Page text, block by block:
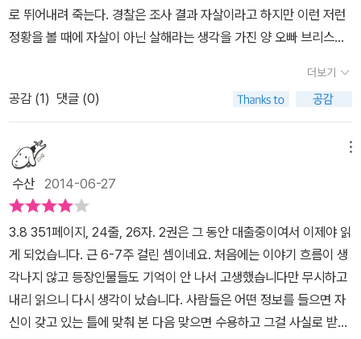
죄행각을 스트라이크가 목숨을 건 승부수를 던져 그를 제압하기에 이
르니 전형적인 하드보일드식 결말을 선보였다. 너무나 다른 스트라이
크와 로빈은 예상 외로 찰떡궁합을 선보이며 사건을 해결하는데, 왠
지 어울리지 않을 것 같은 이들의 멋진 협력관계는 후속 작품이 나와
스릴러로서의 재미를 선보였다. 사실 '해리포터' 시리즈가 너무 큰 성
공을 거둔 관계로 그녀에겐 판타지 작가라는 너무 강렬한 수식어가
따라붙어 과연 다른 장르에서도 성공을 거둘 수 있을까 하는 물음표
가 따라다니곤 했다.그래서 그녀 스스로도 자신의 계급장을 떼고 신
인작가의 심정으로 새로운 장르에 도전한 것 같은데 이 정도면 충분
한 가능성을 확인한 것 같다. 물론 '해리 포터' 시리즈 같은 센세이션
을 일으키기엔 아직 부족한 점이 없진 않지만 미스터리 작가로서도
충분히 어필할 수 있는 작품을 쓸 수 있음을 보여준 것 같다. 이 작품
로 뛰어내려 죽는다. 경찰은 조사 결과 자살이라고 하지만 이런 저런
정황을 볼 때에 자살이 아닌 살해라는 생각을 가진 양 오빠 브리스토
과정이 그려진다.탐정소설하면 떠오르는 이야기는 셜록 홈즈와 루팡
의 이야기일 것이다. 성장기에 너무도 재미있게 읽었던 책들이다. 그
런데 이런 정통 탐정소설은 독자들에게서 멀어지면서 새로운 기법의
추리소설들이 많이 읽히고 있다. 이 책은 룰라 랜드리의 자살에 얽힌
비밀을 찾아내는 것, 즉, 자살이 아닌 타살임을 밝히는 사립 탐정 스트
라이크와 그의 조수 로빈의 활약을 중심으로 이야기가 전개되지만,
범인이 누구인가, 왜 살인을 하였을까 하는 문제 보다 더 관심이 가는
내용들이 많다.이야기의 중심에 있는 인물들의 출생의 비밀에서 파생
되는 이야기들은 결코 소설로 읽고 끝날 이야기들은 아니다. 혼외자
식, 입양, 마약, 아이돌 스타의 성공과 그에 가려진 사생활, 유색인종
에 대한 편견, 부모가 자식에게 미치는 영향 등 현재 우리사회가 안고
있는 문제점들이 담겨 있고, 그것에 의해서 파생되는 사회문제를 생
더보기
공감 (1) 댓글 (0)
수산 2014-06-27
3.8 351페이지, 24줄, 26자. 2권은 그 동안 대출중이여서 이제야 읽
게 되었습니다. 근 6-7주 걸린 셈이네요. 처음에는 이야기 흐름이 생
각나지 않고 등장인물들도 기억이 안 나서 고생했습니다만 무시하고
내리 읽으니 다시 생각이 났습니다. 사람들은 어떤 정보를 들으면 자
신이 갖고 있는 틀에 맞춰 본 다음 맞으면 수용하고 그걸 사실로 받아